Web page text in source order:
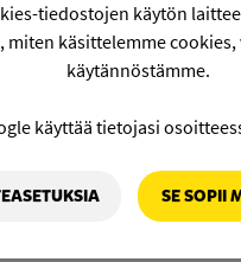
tiedostojen käytön
miten käsittelemme
käytännöstämme.
käyttää tietojasi
SE SOPII